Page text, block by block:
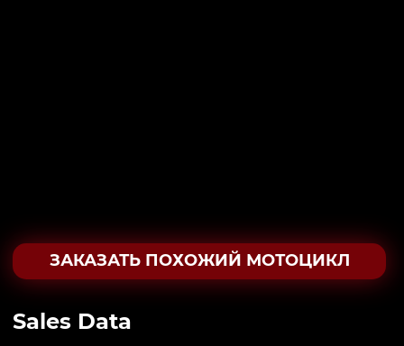
ЗАКАЗАТЬ ПОХОЖИЙ МОТОЦИКЛ
Sales Data